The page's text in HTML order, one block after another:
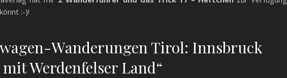
:-)!
Wanderungen Tirol: Innsbruck
Werdenfelser Land“